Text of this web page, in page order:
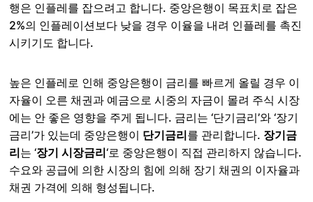
행은 인플레를 잡으려고 합니다. 중앙은행이 목표치로 잡은
2%의 인플레이션보다 낮을 경우 이율을 내려 인플레를 촉진
시키기도 합니다.
높은 인플레로 인해 중앙은행이 금리를 빠르게 올릴 경우 이
자율이 오른 채권과 예금으로 시중의 자금이 몰려 주식 시장
에는 안 좋은 영향을 주게 됩니다. 금리는 ‘단기금리’와 ‘장기
금리’가 있는데 중앙은행이 단기금리를 관리합니다. 장기금
리는 ‘장기 시장금리‘로 중앙은행이 직접 관리하지 않습니다.
수요와 공급에 의한 시장의 힘에 의해 장기 채권의 이자율과
채권 가격에 의해 형성됩니다.